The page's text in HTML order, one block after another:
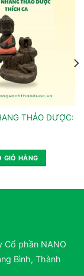
THẢO DƯỢC:
GIỎ HÀNG
Cổ phần NANO
Bình, Thành